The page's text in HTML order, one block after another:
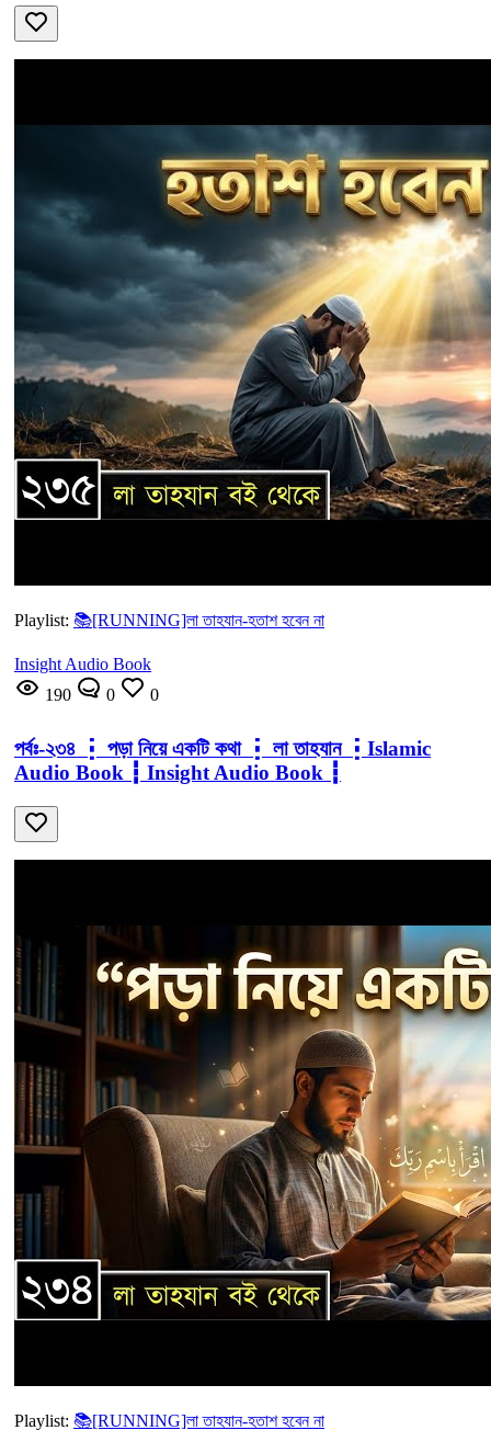
Playlist: 📚[RUNNING]লা তাহযান-হতাশ হবেন না
Insight Audio Book
190
0 0
পর্বঃ-২৩৪ ┇ পড়া নিয়ে একটি কথা ┇ লা তাহযান ┇Islamic
Audio Book ┇ Insight Audio Book ┇
Playlist: 📚[RUNNING]লা তাহযান-হতাশ হবেন না